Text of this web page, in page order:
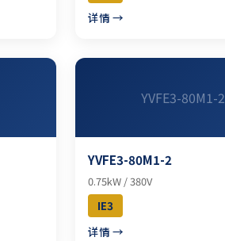
详情 →
YVFE3-80M1-2
YVFE3-80M1-2
0.75kW / 380V
IE3
详情 →